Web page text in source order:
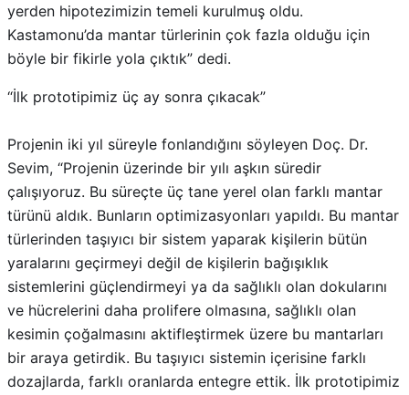
yerden hipotezimizin temeli kurulmuş oldu.
Kastamonu’da mantar türlerinin çok fazla olduğu için
böyle bir fikirle yola çıktık” dedi.
“İlk prototipimiz üç ay sonra çıkacak”
Projenin iki yıl süreyle fonlandığını söyleyen Doç. Dr.
Sevim, “Projenin üzerinde bir yılı aşkın süredir
çalışıyoruz. Bu süreçte üç tane yerel olan farklı mantar
türünü aldık. Bunların optimizasyonları yapıldı. Bu mantar
türlerinden taşıyıcı bir sistem yaparak kişilerin bütün
yaralarını geçirmeyi değil de kişilerin bağışıklık
sistemlerini güçlendirmeyi ya da sağlıklı olan dokularını
ve hücrelerini daha prolifere olmasına, sağlıklı olan
kesimin çoğalmasını aktifleştirmek üzere bu mantarları
bir araya getirdik. Bu taşıyıcı sistemin içerisine farklı
dozajlarda, farklı oranlarda entegre ettik. İlk prototipimiz